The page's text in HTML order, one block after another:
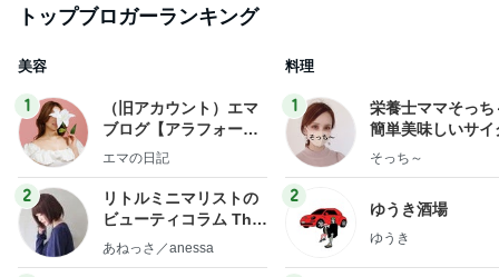
トップブロガーランキング
美容
1
（旧アカウント）エマ
ブログ【アラフォー会
社売却セカンドライ
エマの日記
2
リトルミニマリストの
ビューティコラム The
little minimalist's bea
あねっさ／anessa
料理
1
栄養士ママそっち
簡単美味しいサイ
献立
そっち～
2
ゆうき酒場
ゆうき